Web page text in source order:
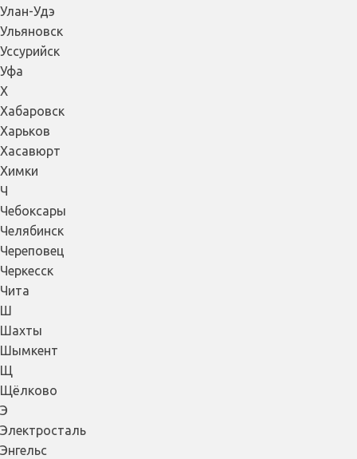
Улан-Удэ
Ульяновск
Уссурийск
Уфа
Х
Хабаровск
Харьков
Хасавюрт
Химки
Ч
Чебоксары
Челябинск
Череповец
Черкесск
Чита
Ш
Шахты
Шымкент
Щ
Щёлково
Э
Электросталь
Энгельс